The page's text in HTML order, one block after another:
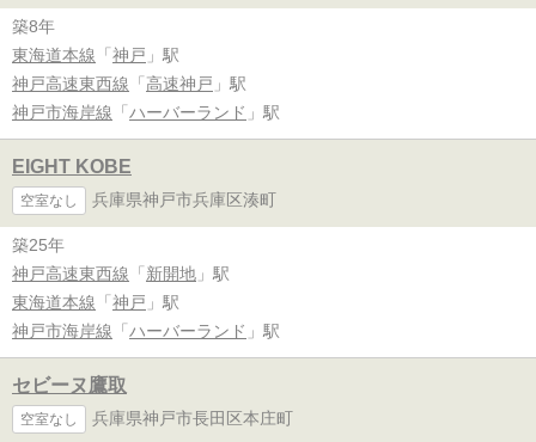
築8年
東海道本線 「 神戸 」駅
神戸高速東西線 「 高速神戸 」駅
神戸市海岸線 「 ハーバーランド 」駅
EIGHT KOBE
空室なし 兵庫県神戸市兵庫区湊町
築25年
神戸高速東西線 「 新開地 」駅
東海道本線 「 神戸 」駅
神戸市海岸線 「 ハーバーランド 」駅
セビーヌ鷹取
空室なし 兵庫県神戸市長田区本庄町